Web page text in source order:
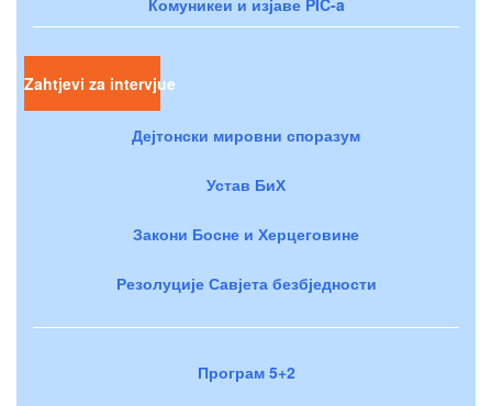
Zahtjevi za intervjue
Дејтонски мировни споразум
Устав БиХ
Закони Босне и Херцеговине
Резолуције Савјета безбједности
Програм 5+2